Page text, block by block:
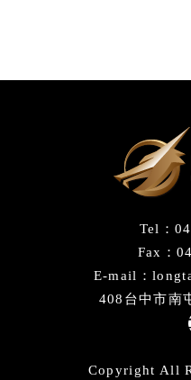
Tel：
Fax：
E-mail：
408台中市南
Copyright All